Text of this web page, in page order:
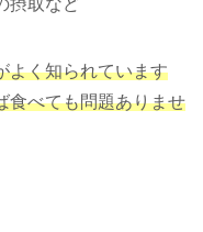
よく知られています
食べても問題ありませ